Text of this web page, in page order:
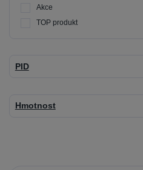
Akce
TOP produkt
PID
Hmotnost